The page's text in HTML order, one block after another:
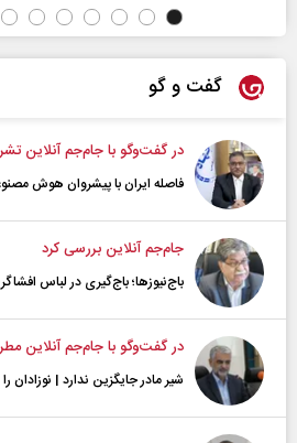
گفت و گو
در گفت‌و‌گو با جام‌جم آنلاین
فاصله ایران با پیشرو‌ان هوش
جام‌جم آنلاین بررسی کرد
باج‌نیوزها؛ باج‌گیری در لباس
در گفت‌و‌گو با جام‌جم آنلاین
شیر مادر جایگزین ندارد | نوزادان